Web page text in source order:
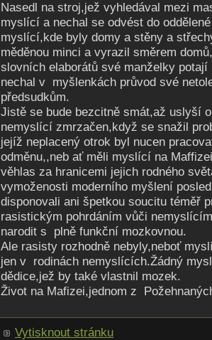
Nasedl na stroj,jež vyhledával mezi
myslící a nechal se odvést do
myslící,kde byly domy a stěny a
měděnou minci a vyrazil směrem
slovních elaborátů své manželky
nechal v myšlenkách průvod své
předsudkům.
Jistě se bude bezcitně smát,až uslyší
nemyslící zmrzačen,když se snažil
jejíž neplacený otrok byl nucen
odměnu,,neb ať měli myslící na
věhlas za hranicemi jejich rodného
vymoženosti moderního myšlení
disponovali ani špetkou soucitu téměř
rasistickým pohrdáním vůči
narodit s plně funkční mozkovnou.
Ale rasisty rozhodně nebyly,neboť
jen v rodinách nemyslících.Žádný
dědice,jež by také vlastnil mozek.
Život na Mafizei,jednom z
Vytisknout stránku